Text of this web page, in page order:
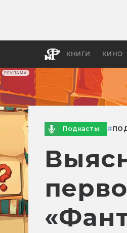
РЕКЛАМА
КНИГИ КИНО
Подкасты #